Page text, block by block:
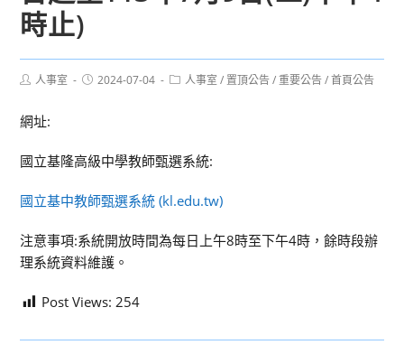
時止)
Post人事室
Post2024-07-04
Post人事室 / 置頂公告 / 重要公告 / 首頁公告
網址:
國立基隆高級中學教師甄選系統:
國立基中教師甄選系統 (kl.edu.tw)
注意事項:系統開放時間為每日上午8時至下午4時，餘時段辦
理系統資料維護。
Post Views: 254